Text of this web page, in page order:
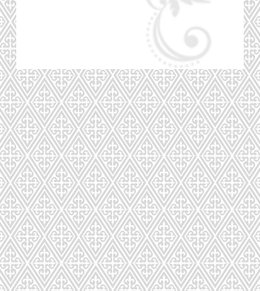
フラワー３Dカード発売
2016.12.1
アーティフィシャ
2016.11.16